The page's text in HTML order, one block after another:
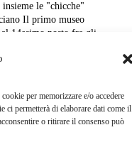
per memorizzare e/o accedere
ci permetterà di elaborare dati come il
o ritirare il consenso può
le "chicche"
Il primo museo
14esimo posto fra gli